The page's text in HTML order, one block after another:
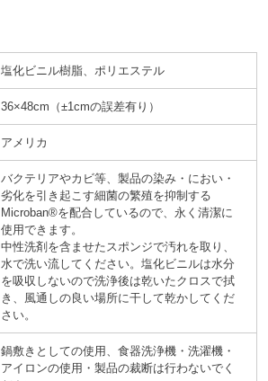
塩化ビニル樹脂、ポリエステル
36×48cm ±1cmの誤差有り
アメリカ
バクテリアやカビ等、製品の染み・におい・
劣化を引き起こす細菌の繁殖を抑制する
Microban®を配合しているので、永く清潔に
使用できます。
中性洗剤を含ませたスポンジで汚れを取り、
水で洗い流してください。塩化ビニルは水分
を吸収しないので洗浄後は乾いたクロスで拭
き、風通しの良い場所に干して乾かしてくだ
さい。
鍋敷きとしての使用、食器洗浄機・洗濯機・
アイロンの使用・製品の裁断は行わないでく